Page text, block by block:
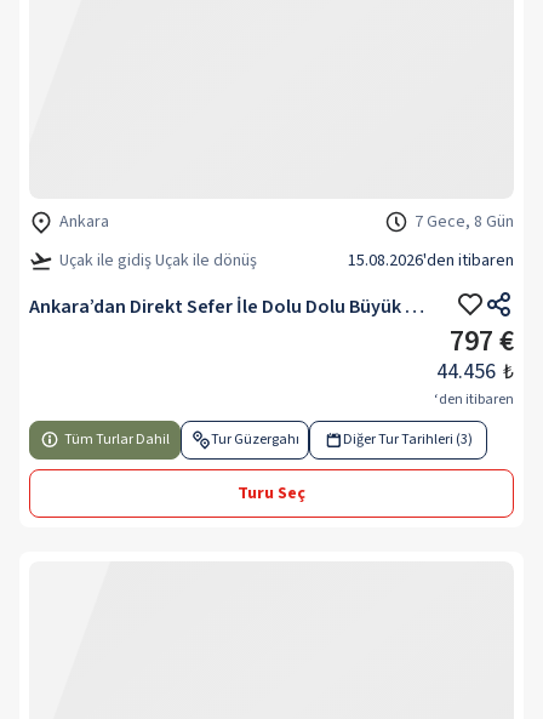
Ankara
7 Gece, 8 Gün
Uçak ile gidiş Uçak ile dönüş
15.08.2026'den itibaren
Ankara’dan Direkt Sefer İle Dolu Dolu Büyük Balkanlar Turu
797 €
44.456 ₺
‘den itibaren
Tüm Turlar Dahil
Tur Güzergahı Diğer Tur Tarihleri (3)
Turu Seç